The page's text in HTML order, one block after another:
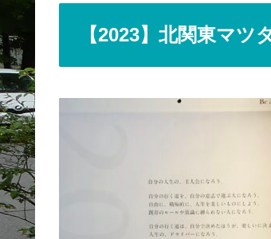
【2023】北関東マツ